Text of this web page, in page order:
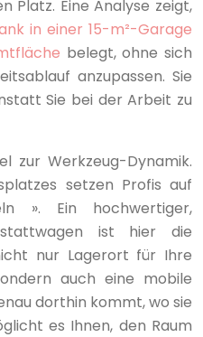
Platz. Eine Analyse zeigt,
in einer 15-m²-Garage
belegt, ohne sich
anzupassen. Sie
Sie bei der Arbeit zu
zur Werkzeug-Dynamik.
setzen Profis auf
». Ein hochwertiger,
ist hier die
nur Lagerort für Ihre
auch eine mobile
dorthin kommt, wo sie
es Ihnen, den Raum